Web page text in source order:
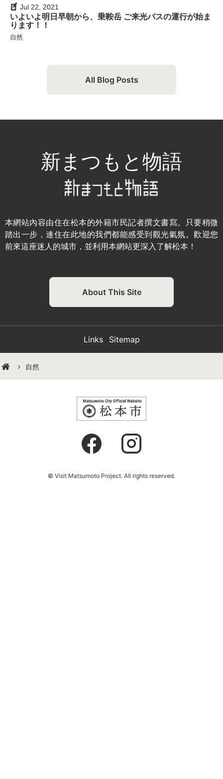
Jul 22, 2021
いよいよ明日早朝から、乗鞍岳 ご来光バスの運行が始ま
ります！！
自然
All Blog Posts
新まつもと物語
本網站內容由住在松本的外籍市民記者撰文書寫。只要稍微
踏出一步，連住在此地的我們都能感受到觀光氣氛。歡迎您
前來這座迷人的城市，並利用本網站更深入了解松本！
About This Site
Links Sitemap
自然
© Visit Matsumoto Project. All rights reserved.